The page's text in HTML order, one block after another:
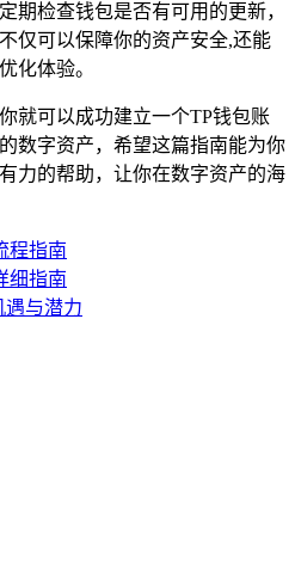
期检查钱包是否有可用的更新，
仅可以保障你的资产安全,还能
化体验。
就可以成功建立一个TP钱包账
数字资产，希望这篇指南能为你
力的帮助，让你在数字资产的海
程指南
细指南
遇与潜力